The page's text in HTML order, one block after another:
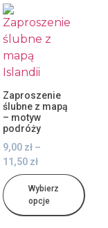
Zaproszenie
ślubne z mapą
– motyw
podróży
9,00 zł –
11,50 zł
Wybierz
opcje